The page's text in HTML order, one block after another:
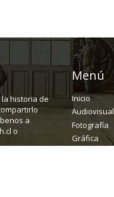
historia de
a
o
Menú
Inicio
Audiovisual
Fotografía
Gráfica